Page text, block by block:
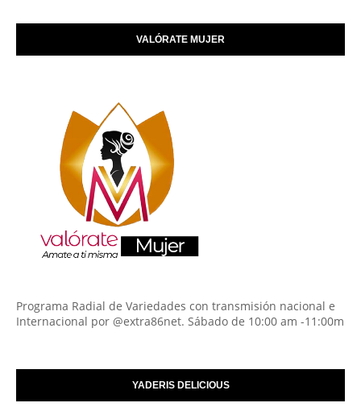
VALÓRATE MUJER
Programa Radial de Variedades con transmisión nacional e
Internacional por @extra86net. Sábado de 10:00 am -11:00m
YADERIS DELICIOUS